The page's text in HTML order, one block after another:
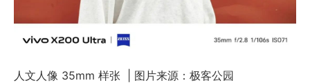
人文人像 35mm 样张 | 图片来源：极客公园